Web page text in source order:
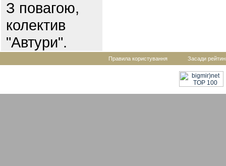
З повагою,
колектив
"Автури".
Правила користування Засади